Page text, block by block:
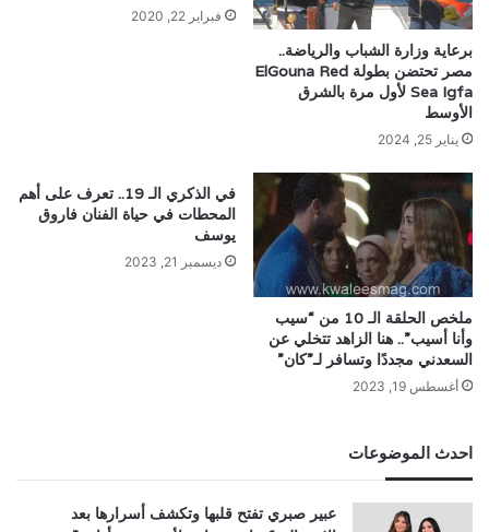
برعاية وزارة الشباب والرياضة..
مصر تحتضن بطولة ElGouna Red
Sea Igfa لأول مرة بالشرق
الأوسط
يناير 25, 2024
فبراير 22, 2020
ملخص الحلقة الـ 10 من “سيب
وأنا أسيب”.. هنا الزاهد تتخلي عن
السعدني مجددًا وتسافر لـ”كان”
أغسطس 19, 2023
في الذكري الـ 19.. تعرف على أهم
المحطات في حياة الفنان فاروق
يوسف
ديسمبر 21, 2023
احدث الموضوعات
عبير صبري تفتح قلبها وتكشف أسرارها بعد